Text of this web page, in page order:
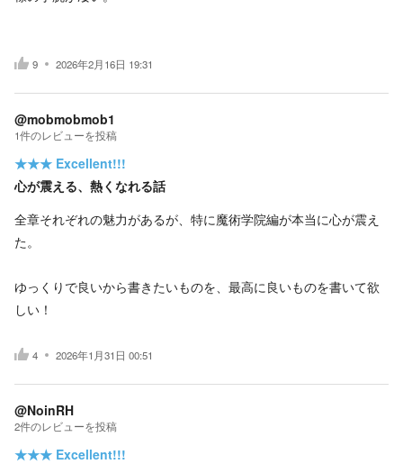
9 2026年2月16日 19:31
@mobmobmob1
1件のレビューを投稿
★★★ Excellent!!!
心が震える、熱くなれる話
全章それぞれの魅力があるが、特に魔術学院編が本当に心が震え
た。
ゆっくりで良いから書きたいものを、最高に良いものを書いて欲
しい！
4 2026年1月31日 00:51
@NoinRH
2件のレビューを投稿
★★★ Excellent!!!